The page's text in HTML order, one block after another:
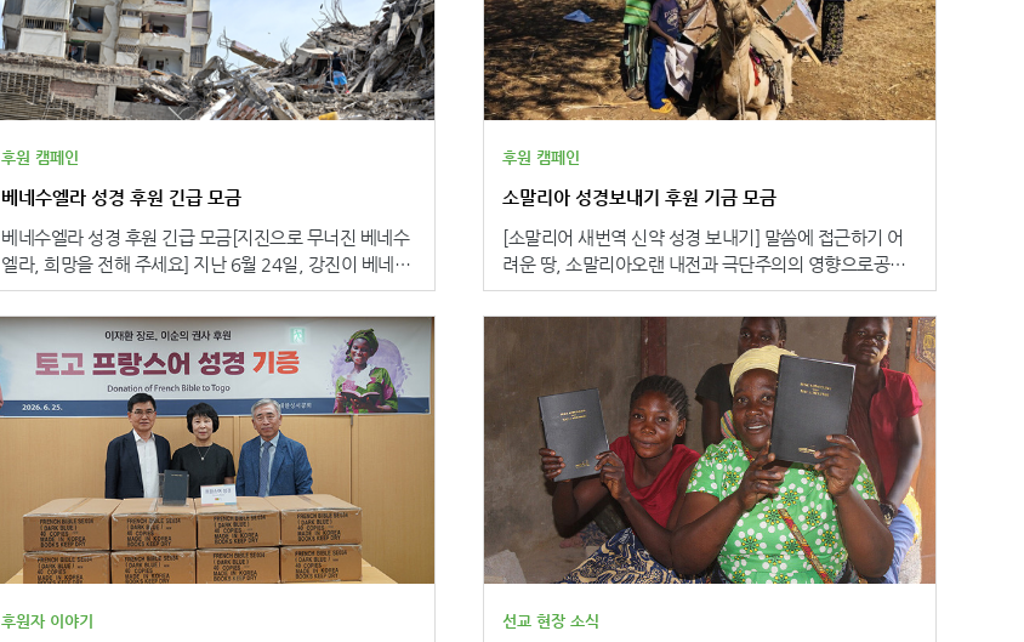
영혼을 살리는 생명의 말씀입니다. 이 말씀의 씨앗은 코스
타리카 땅을 변화시킬 영적 지도자를 세우고, 무너진 가정
들을 회복시키며, 교회를 세우는 거대한 나무로 자라나게
될 것입니다. 우리가 보낸 이 성경은 단 한 권도 헛되이 돌
아오지 않을 것이며, 반드시 하나님의 거룩한 뜻을 성취하
게 될 것입니다.”라고 하나님의 말씀이 코스타리카를 변화
회 가브리엘 브라이스 총무는 “여러분의 후원 덕분에 저희
는 고아원, 교회, 어린이집의 어린이들과 농촌과 외딴 지
역에도 복음을 전할 수 있게 되었습니다. 저희는 성경이
목회자들을 강하게 세우고, 성도들을 격려하며, 가정뿐 아
고 있습니다.”라고 코스타리카에 복음의 열매가 맺어가고
있음을 전했습니다. 본 공회 호재민 총무는 “성경이 코스
타리카에 전달되어 많은 사람들이 하나님의 말씀을 읽고,
예수 그리스도의 복음을 만나게 될 것입니다. 나아가 그
안에 담긴 용서와 화해, 정직과 책임, 청지기 정신을 알게
될 것입니다. 이 성경이 코스타리카 그리스도인들을 세워,
복음을 접하지 못한 사람들에게까지 복음을 전하게 될 것
이라고 믿습니다.”라고 성경을 통한 복음의 확산을 기대했
습니다. 코스타리카는 중남미에서도 복음주의 기독교인
의 비율이 높은 국가로, 교회를 중심으로 예배와 복음 전
난 농촌과 산간 지역의 교회들은 열악한 환경 속에서 사역
기증 예식에서 개포동교회 이풍인 목사는 “성경은 우리를
구원자 예수 그리스도께로 인도하는 책입니다. 우간다의
성도들이 이 성경을 펼칠 때, 그들의 눈앞에 글자만 보이
는 것이 아니라 말씀을 통해 주님의 위로가 들리기를 바랍
니다. 삶의 무게에 지친 사람들에게 ‘내가 너와 함께하리
라’는 하나님의 음성이 들리기를 소망합니다. 성경 위에 한
회의 미래가 세워지는 놀라운 역사가 일어나기를 바랍니
다.”라고 하나님의 말씀이 우간다의 성도들과 교회에 위로
와 믿음을 더해 주기를 소망했습니다. 우간다성서공회 세
루마가 피터 룸부예 총무는 “여러분의 도움으로 우간다 사
습니다. 우간다 사람들이 성경을 읽으며 변화를 경험하고
구원을 받게 될 것입니다. 멀리 한국에서 도움을 주시는
여러분이 바로 선교사입니다.”라고 우간다에 성경을 후원
해 준 개포동교회에 감사를 전했습니다. 본 공회 호재민
총무는 “성경은 생명을 살리는 하나님의 말씀입니다. 우리
는 성경의 능력을 믿기에, 하나님의 말씀이 우간다에서도
역사할 것을 믿습니다. 특히 하나님의 말씀을 붙잡는 우간
다의 청년들의 마음 밭에 하늘로부터 오는 믿음과 소망,
사랑의 씨앗이 심어져, 성경이 그들의 삶을 변화시키고 건
강한 가정과 교회를 세우며 나아가 우간다 민족과 사회를
경의 능력을 기대했습니다. 동아프리카에 위치한 우간다
후원 캠페인
베네수엘라 성경 후원 긴급 모금
베네수엘라 성경 후원 긴급 모금[지진으로 무너진 베네수
엘라, 희망을 전해 주세요] 지난 6월 24일, 강진이 베네수
엘라 북부를 강타했습니다.이번 지진으로 약 2천 명이 목
숨을 잃고,1만 명 이상이 부상을 입었습니다.- 베네수엘라
정부 공식 발표 기준 (2026.7.1) 수많은 건물과 주택이 무
너졌으며,도로와 공항 활주로가 파손되고 전기와 통신까
지 끊기면서수많은 사람들이 삶의 터전을 잃었습니다. 이
미 오랜 경제난과 사회적 혼란으로 어려움을 겪고 있던 베
네수엘라는이번 지진으로 더욱 깊은 절망에 빠졌습니다. ​​
베네수엘라성서공회는 교회와 함께 피해 지역을 살피며
하나님의 말씀과 실제적인 도움을 전하기 위해 힘쓰고 있
습니다. "모두 큰 두려움과 불안 속에 있습니다. 사랑하는
이를 잃은 이들에게 하나님의 위로가,부상자들에게 치유
가, 구조대원들에게는 힘과 지혜가,그리고 오랜 회복의 여
정을 걸어갈 모든 이들에게희망을 허락해 주시기를 간절
후원 캠페인
소말리아 성경보내기 후원 기금 모금
[소말리어 새번역 신약 성경 보내기] 말씀에 접근하기 어
려운 땅, 소말리아오랜 내전과 극단주의의 영향으로공개
적 신앙이 불가능하여대부분의 성도들은 비밀스럽게 신앙
을 지켜가고 있습니다. 이들이 은밀한 중에 신앙을 지키고
전하는 통로, 바로 성경 입니다! 하지만 이들이 갖고 있는
유일한 소말리어 번역본은"읽고 싶지만, 읽을 수 없는 성
경입니다." 현대 소말리어와 동떨어진 고어 - 오늘날 사
용하지 않는 단어와 문법 혼란스러운 방언 혼용 - 여러 방
언을 인위적으로 섞어 정확히 읽을 수 없는 상태 성경 교육
의 어려움 - 난해한 언어로 된 성경으로는 신앙 훈련이 거
의 불가능 "우리는 모두가 이해할 수 있는 하나의 언어로
하나님의 말씀을 읽고 싶습니다."- 소말리아 교회 지도
자- 소말리어 새번역 신약 성경은1) 말씀의 뿌리 재건 - 박
해받는 소말리아 교회에 성경을 통해 신앙의 기초를 제공
하여 흔들리지 않는 믿음의 뿌리를 내리게 합니다. 2) 자
후원자 이야기 선교 현장 소식